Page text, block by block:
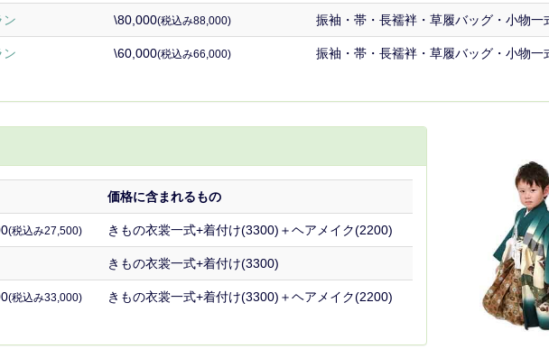
ン \80,000(税込み88,000) 振袖・帯・長襦袢・草履バッグ・小物一
ン \60,000(税込み66,000) 振袖・帯・長襦袢・草履バッグ・小物一
価格に含まれるもの
(税込み27,500) きもの衣裳一式+着付け(3300)＋ヘアメイク(2200)
きもの衣裳一式+着付け(3300)
(税込み33,000) きもの衣裳一式+着付け(3300)＋ヘアメイク(2200)